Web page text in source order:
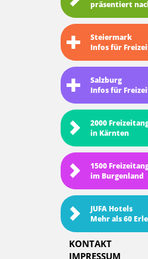
präsentiert
Steiermark
Infos für
Salzburg
Infos für
2000
in Kärnten
1500
im Burgenland
JUFA Hotels
Mehr als 60
KONTAKT
IMPRESSUM